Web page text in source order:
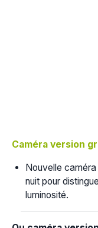
Caméra version
Nouvelle
nuit pour
luminosité.